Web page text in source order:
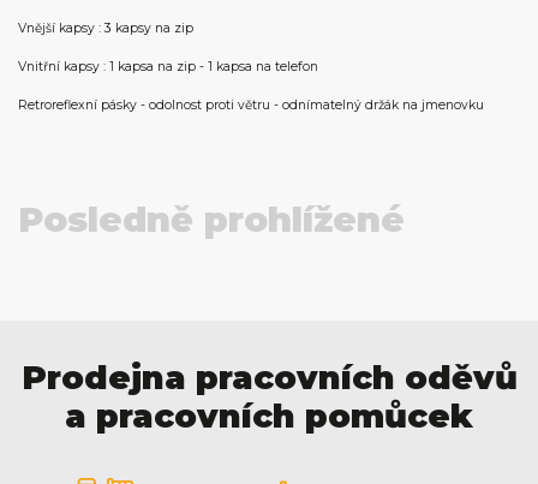
Vnější kapsy : 3 kapsy na zip
Vnitřní kapsy : 1 kapsa na zip - 1 kapsa na telefon
Retroreflexní pásky - odolnost proti větru - odnímatelný držák na jmenovku
Posledně prohlížené
Prodejna pracovních oděvů
a pracovních pomůcek